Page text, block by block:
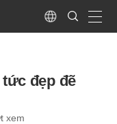
Language
Search
Submit
đẹp đẽ
xem